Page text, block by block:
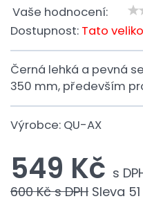
Vaše hodnocení:
Dostupnost: Tato
Černá lehká a pevná
350 mm, především
Výrobce: QU-AX
549 Kč s
600 Kč s DPH Sleva